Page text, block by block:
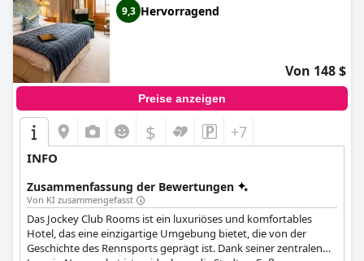
9,3 Hervorragend
Von 148 $
Preise anzeigen
$ +7
INFO
Zusammenfassung der Bewertungen
Von KI zusammengefasst
Das Jockey Club Rooms ist ein luxuriöses und komfortables
Hotel, das eine einzigartige Umgebung bietet, die von der
Geschichte des Rennsports geprägt ist. Dank seiner zentralen